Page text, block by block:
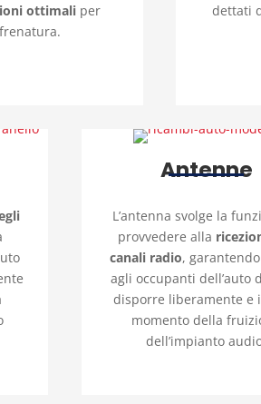
ottimaliper
dettati
Antenne
L’antenna svolge la
provvedere alla
canali radio,
agli occupanti dell’auto
disporre liberamente e
momento della
dell’impianto